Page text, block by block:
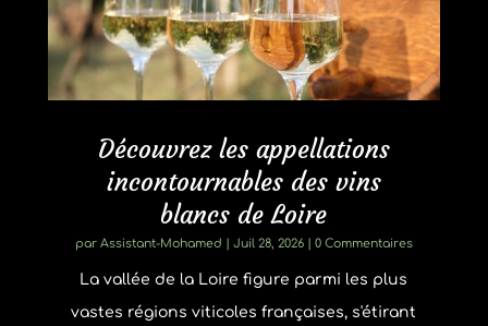
Découvrez les appellations
incontournables des vins
blancs de Loire
par Assistant-Mohamed Juil 28, 2026| 0 Commentaires
La vallée de la Loire figure parmi les plus
vastes régions viticoles françaises, s'étirant